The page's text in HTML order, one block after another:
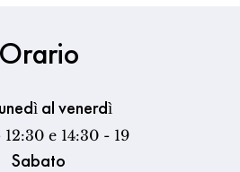
Orario
al venerdì
e 14:30 - 19
Sabato